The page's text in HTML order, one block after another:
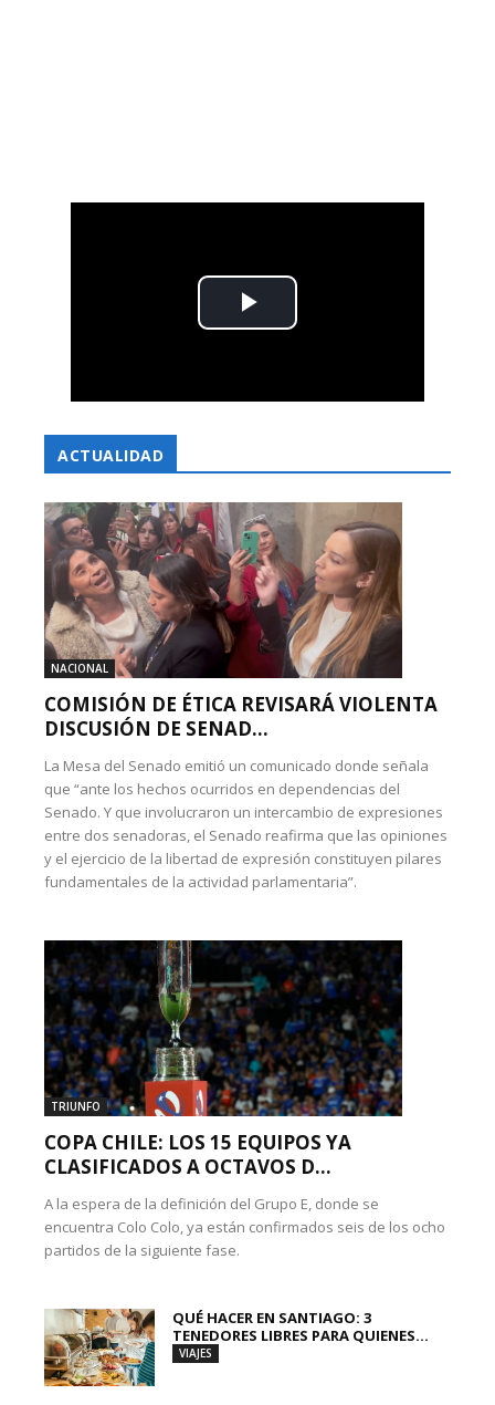
ACTUALIDAD
NACIONAL
COMISIÓN DE ÉTICA REVISARÁ VIOLENTA
DISCUSIÓN DE SENAD...
La Mesa del Senado emitió un comunicado donde señala
que “ante los hechos ocurridos en dependencias del
Senado. Y que involucraron un intercambio de expresiones
entre dos senadoras, el Senado reafirma que las opiniones
y el ejercicio de la libertad de expresión constituyen pilares
fundamentales de la actividad parlamentaria”.
TRIUNFO
COPA CHILE: LOS 15 EQUIPOS YA
CLASIFICADOS A OCTAVOS D...
A la espera de la definición del Grupo E, donde se
encuentra Colo Colo, ya están confirmados seis de los ocho
partidos de la siguiente fase.
QUÉ HACER EN SANTIAGO: 3
TENEDORES LIBRES PARA QUIENES...
VIAJES